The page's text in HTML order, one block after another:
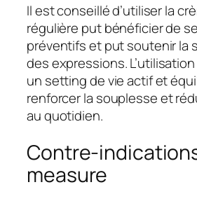
Il est conseillé d’utiliser la
régulière put bénéficier de
préventifs et put soutenir la
des expressions.
un setting de vie actif et
renforcer la souplesse et
au quotidien.
Contre-
measure